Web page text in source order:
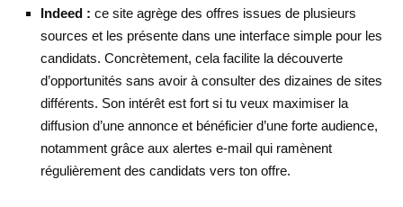
Indeed : ce site agrège des offres issues de plusieurs
sources et les présente dans une interface simple pour les
candidats. Concrètement, cela facilite la découverte
d’opportunités sans avoir à consulter des dizaines de sites
différents. Son intérêt est fort si tu veux maximiser la
diffusion d’une annonce et bénéficier d’une forte audience,
notamment grâce aux alertes e-mail qui ramènent
régulièrement des candidats vers ton offre.